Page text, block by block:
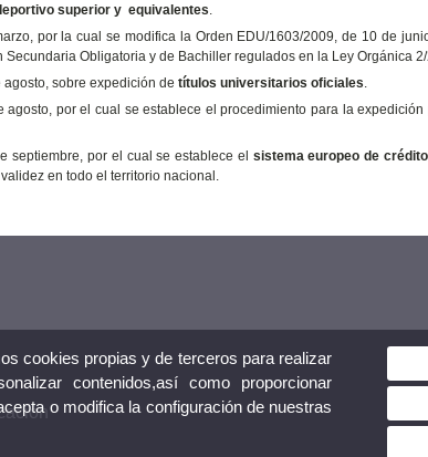
superior y equivalentes
por la cual se modifica la Orden EDU/1603/2009, de 10 de
Obligatoria y de Bachiller regulados en la Ley Orgánica
agosto, sobre expedición de títulos universitarios oficiales
agosto, por el cual se establece el procedimiento para la
septiembre, por el cual se establece el sistema europeo de
en todo el territorio nacional.
cookies propias y de terceros para realizar
contenidos,así como proporcionar
o modifica la configuración de nuestras